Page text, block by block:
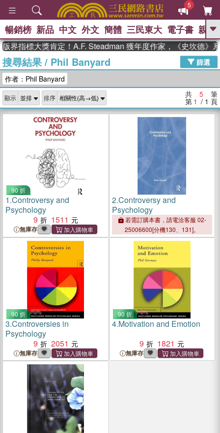
5
GO
熱搜： The Odyssey 、
父親節 、 如果歷史是一群喵 、 暑期
念華 、 台灣的李登輝時代 、 數學女
孩：黎曼猜想
偉大的迷走神經
暢銷榜 新品 中文 外文 簡體 三民東大 電子書 親子
界指標大獎肯定！A.F. Steadman 獲年度作家，《史坎德》
搜尋結果/ Phil Banyard
篩選
作者：Phil Banyard
顯示 排序 共 5 筆
第 1 / 1 頁
90 折
1.Controversy and
Psychology
9
1511
無庫存
2.Controversy and
Psychology
若需訂購本書，請電洽客服 02-
25006600[分機130、131]。
90 折
3.Controversies in
Psychology
9
2051
無庫存
90 折
4.Motivation and Emotion
9
1821
無庫存